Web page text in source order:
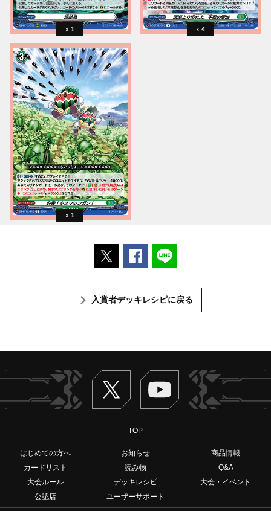
1 4
1
ポストするFacebookでシェアする
入賞者デッキレシピに戻る
Twitter ヴァンガードch
TOP
はじめての方へ お知らせ
商品情報
カードリスト
読み物
Q&A
大会ルール
デッキレシピ
大会・イベント
公認店
ユーザーサポート